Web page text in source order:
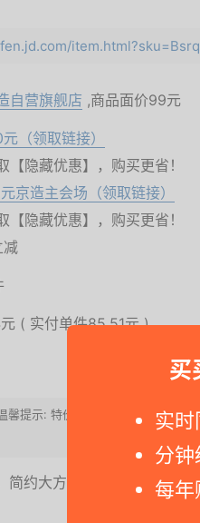
买
实
分
每
自营旗舰店 ,商品面价99元
（领取链接）
【隐藏优惠】，购买更省！
京造主会场（领取链接）
【隐藏优惠】，购买更省！
减
( 实付单件85.51元 )
提示: 特价会过期，请马上下单.
简约大方，适合商务通勤。